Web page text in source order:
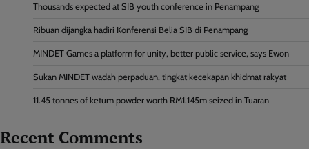
Thousands expected at SIB youth conference in Penampang
Ribuan dijangka hadiri Konferensi Belia SIB di Penampang
MINDET Games a platform for unity, better public service, says Ewon
Sukan MINDET wadah perpaduan, tingkat kecekapan khidmat rakyat
11.45 tonnes of ketum powder worth RM1.145m seized in Tuaran
Recent Comments